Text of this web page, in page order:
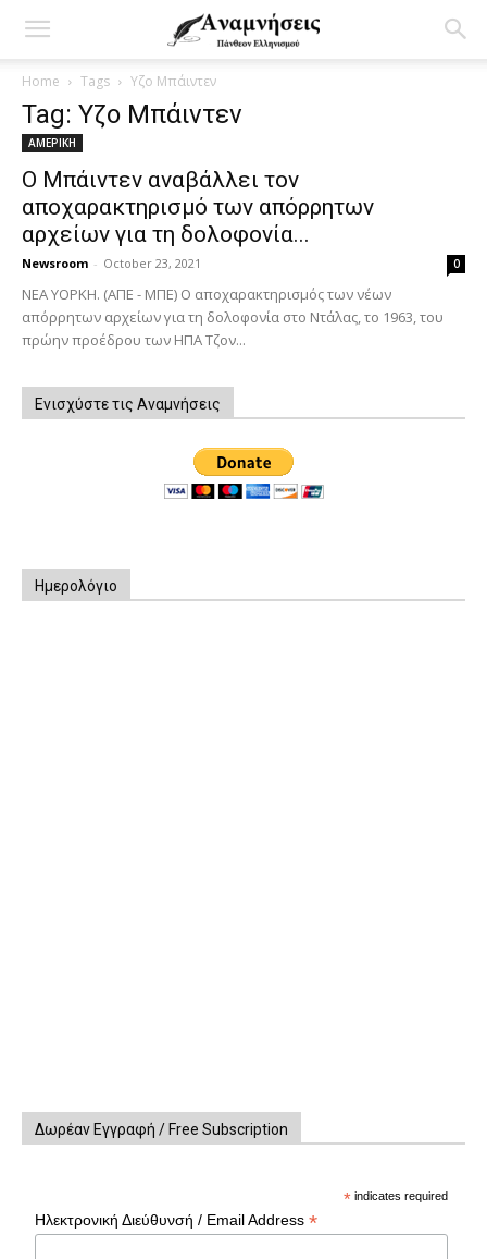
Home Tags Υζο Μπάιντεν
Tag: Υζο Μπάιντεν
ΑΜΕΡΙΚΗ
Ο Μπάιντεν αναβάλλει τον
αποχαρακτηρισμό των απόρρητων
αρχείων για τη δολοφονία...
Newsroom - October 23, 2021 0
ΝΕΑ ΥΟΡΚΗ. (ΑΠΕ - ΜΠΕ) Ο αποχαρακτηρισμός των νέων
απόρρητων αρχείων για τη δολοφονία στο Ντάλας, το 1963, του
πρώην προέδρου των ΗΠΑ Τζον...
Ενισχύστε τις Αναμνήσεις
Ημερολόγιο
Δωρέαν Εγγραφή / Free Subscription
* indicates required
Ηλεκτρονική Διεύθυνσή / Email Address*